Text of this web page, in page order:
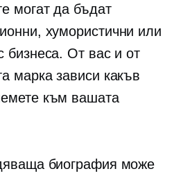
могат да бъдат
хумористични или
бизнеса. От вас и от
марка зависи какъв
към вашата
биография може